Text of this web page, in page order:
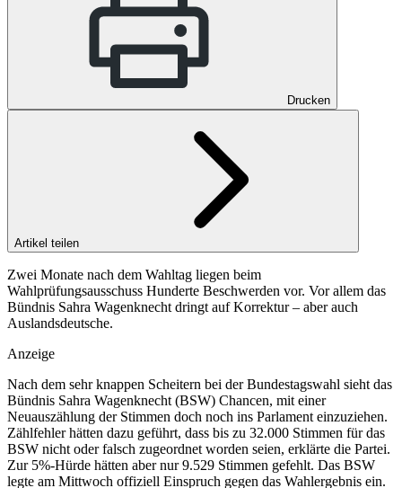
Drucken
Artikel teilen
Zwei Monate nach dem Wahltag liegen beim
Wahlprüfungsausschuss Hunderte Beschwerden vor. Vor allem das
Bündnis Sahra Wagenknecht dringt auf Korrektur – aber auch
Auslandsdeutsche.
Anzeige
Nach dem sehr knappen Scheitern bei der Bundestagswahl sieht das
Bündnis Sahra Wagenknecht (BSW) Chancen, mit einer
Neuauszählung der Stimmen doch noch ins Parlament einzuziehen.
Zählfehler hätten dazu geführt, dass bis zu 32.000 Stimmen für das
BSW nicht oder falsch zugeordnet worden seien, erklärte die Partei.
Zur 5%-Hürde hätten aber nur 9.529 Stimmen gefehlt. Das BSW
legte am Mittwoch offiziell Einspruch gegen das Wahlergebnis ein.